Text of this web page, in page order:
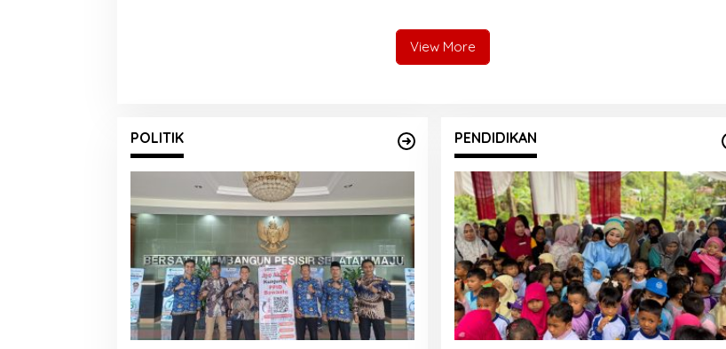
View More
POLITIK PENDIDIKAN